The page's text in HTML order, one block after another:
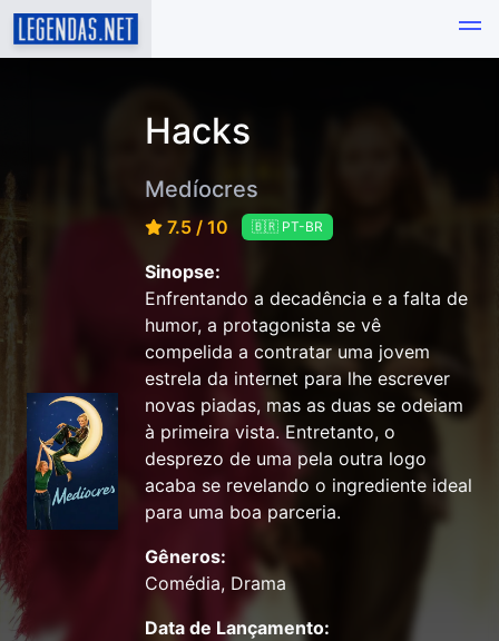
Hacks
Medíocres
7.5 / 10 🇧🇷 PT-BR
Sinopse:
Enfrentando a decadência e a falta de
humor, a protagonista se vê
compelida a contratar uma jovem
estrela da internet para lhe escrever
novas piadas, mas as duas se odeiam
à primeira vista. Entretanto, o
desprezo de uma pela outra logo
acaba se revelando o ingrediente ideal
para uma boa parceria.
Gêneros:
Comédia, Drama
Data de Lançamento: